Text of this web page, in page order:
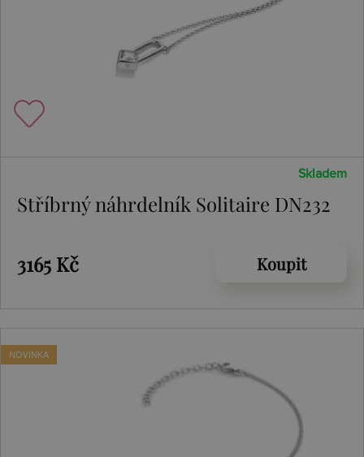
Skladem
Stříbrný náhrdelník Solitaire DN232
3165 Kč Koupit
NOVINKA